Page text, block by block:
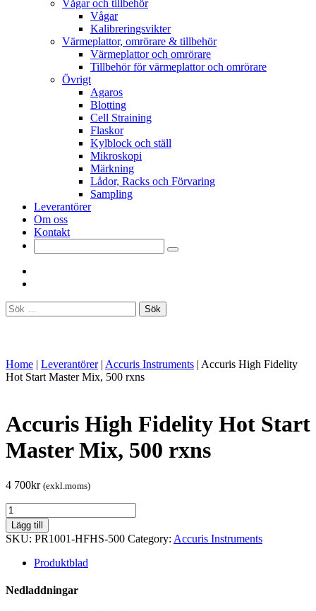
Vågar och tillbehör
Vågar
Kalibreringsvikter
Värmeplattor, omrörare & tillbehör
Värmeplattor och omrörare
Tillbehör för värmeplattor och omrörare
Övrigt
Agaros
Blotting
Cell Straining
Flaskor
Kylblock och ställ
Mikroskopi
Märkning
Lådor, Racks och Förvaring
Sampling
Leverantörer
Om oss
Kontakt
Sök
efter:
Home | Leverantörer | Accuris Instruments | Accuris High Fidelity
Hot Start Master Mix, 500 rxns
Accuris High Fidelity Hot Start
Master Mix, 500 rxns
4 700kr (exkl.moms)
Accuris
High
Fidelity
Hot
Start
Master
Mix,
500
Lägg till
SKU: PR1001-HFHS-500 Category: Accuris Instruments
Produktblad
Nedladdningar